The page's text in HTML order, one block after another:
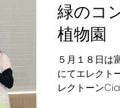
緑のコ
植物園
５月１８日は
にてエレクト
レクトーン